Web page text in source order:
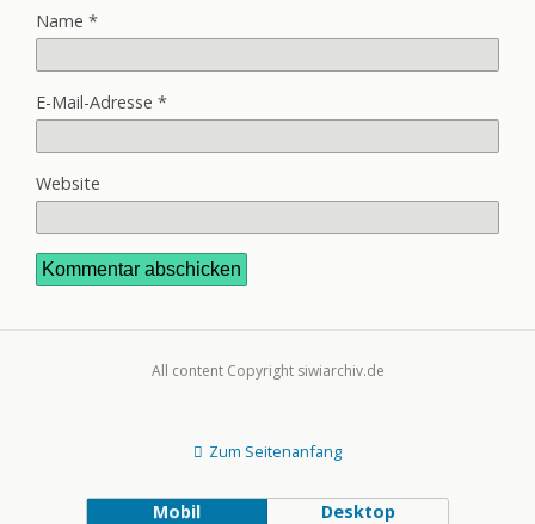
Name *
E-Mail-Adresse *
Website
All content Copyright siwiarchiv.de
Zum Seitenanfang
Mobil Desktop